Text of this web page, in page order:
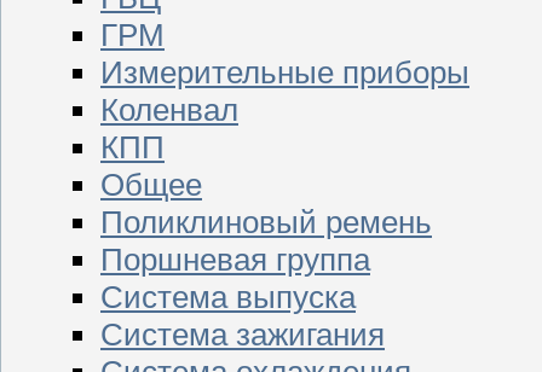
ГРМ
Измерительные приборы
Коленвал
КПП
Общее
Поликлиновый ремень
Поршневая группа
Система выпуска
Система зажигания